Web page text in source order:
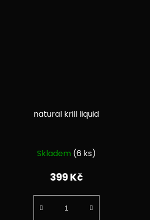
natural krill liquid
hodnocení
produktu
4,0
z
Skladem (6 ks)
399 Kč